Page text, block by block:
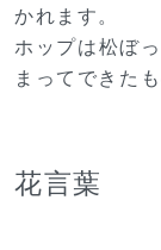
かれます。
ホップは松ぼ
まってできた
花言葉